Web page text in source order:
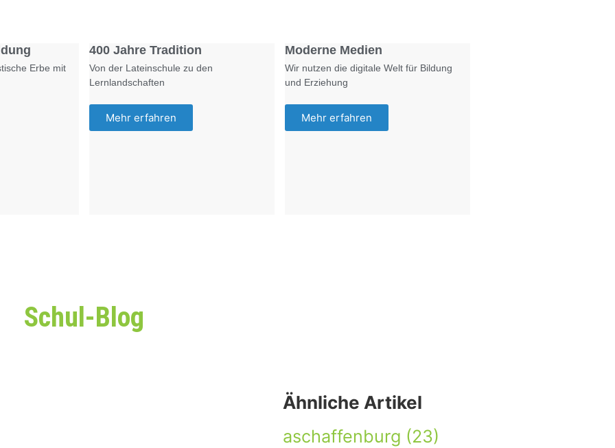
Erbe mit
400 Jahre Tradition
Von der Lateinschule zu den
Lernlandschaften
Mehr erfahren
Moderne Medien
Wir nutzen die digitale Welt für Bildung
und Erziehung
Mehr erfahren
Schul-Blog
Ähnliche Artikel
aschaffenburg (23)